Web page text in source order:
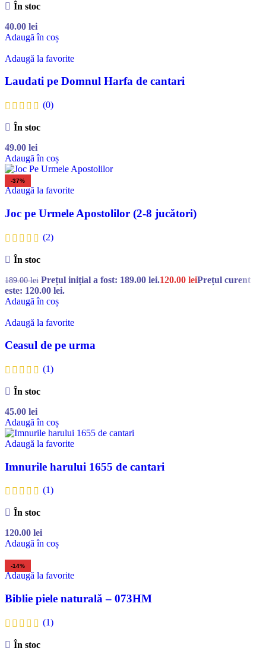
În stoc
40.00 lei
Adaugă în coș
Adaugă la favorite
Laudati pe Domnul Harfa de cantari
(0)
În stoc
49.00 lei
Adaugă în coș
-37%
Adaugă la favorite
Joc pe Urmele Apostolilor (2-8 jucători)
(2)
În stoc
189.00lei Prețul inițial a fost: 189.00 lei.120.00 leiPrețul curent
este: 120.00 lei.
Adaugă în coș
Adaugă la favorite
Ceasul de pe urma
(1)
În stoc
45.00 lei
Adaugă în coș
Adaugă la favorite
Imnurile harului 1655 de cantari
(1)
În stoc
120.00 lei
Adaugă în coș
-14%
Adaugă la favorite
Biblie piele naturală – 073HM
(1)
În stoc